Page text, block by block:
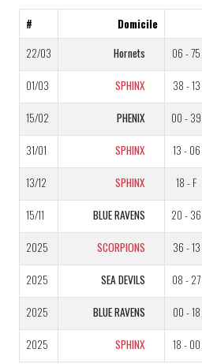
# Domicile
22/03
Hornets 06 - 75
01/03 SPHINX 38 - 13
15/02 PHENIX 00 - 39
31/01 SPHINX 13 - 06
13/12 SPHINX 18 - F
15/11 BLUE RAVENS 20 - 36
2025 SCORPIONS 36 - 13
2025 SEA DEVILS 08 - 27
2025 BLUE RAVENS 00 - 18
2025 SPHINX 18 - 00